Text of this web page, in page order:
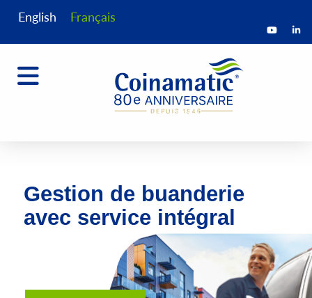
English Français
Gestion de buanderie
avec service intégral